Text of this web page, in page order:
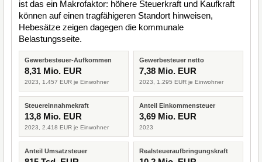
ist das ein Makrofaktor: höhere Steuerkraft und Kaufkraft
können auf einen tragfähigeren Standort hinweisen,
Hebesätze zeigen dagegen die kommunale
Belastungsseite.
Gewerbesteuer-Aufkommen
8,31 Mio. EUR
2023, 1.457 EUR je Einwohner
Gewerbesteuer netto
7,38 Mio. EUR
2023, 1.295 EUR je Einwohner
Steuereinnahmekraft
13,8 Mio. EUR
2023, 2.418 EUR je Einwohner
Anteil Einkommensteuer
3,69 Mio. EUR
2023
Anteil Umsatzsteuer Realsteueraufbringungskraft